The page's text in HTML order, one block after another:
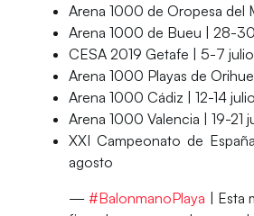
Arena 1000 de Oropesa del
Arena 1000 de Bueu | 28-
CESA 2019 Getafe | 5-7 julio
Arena 1000 Playas de
Arena 1000 Cádiz | 12-14 julio
Arena 1000 Valencia | 19-21
XXI Campeonato de
agosto
—#BalonmanoPlaya | Esta